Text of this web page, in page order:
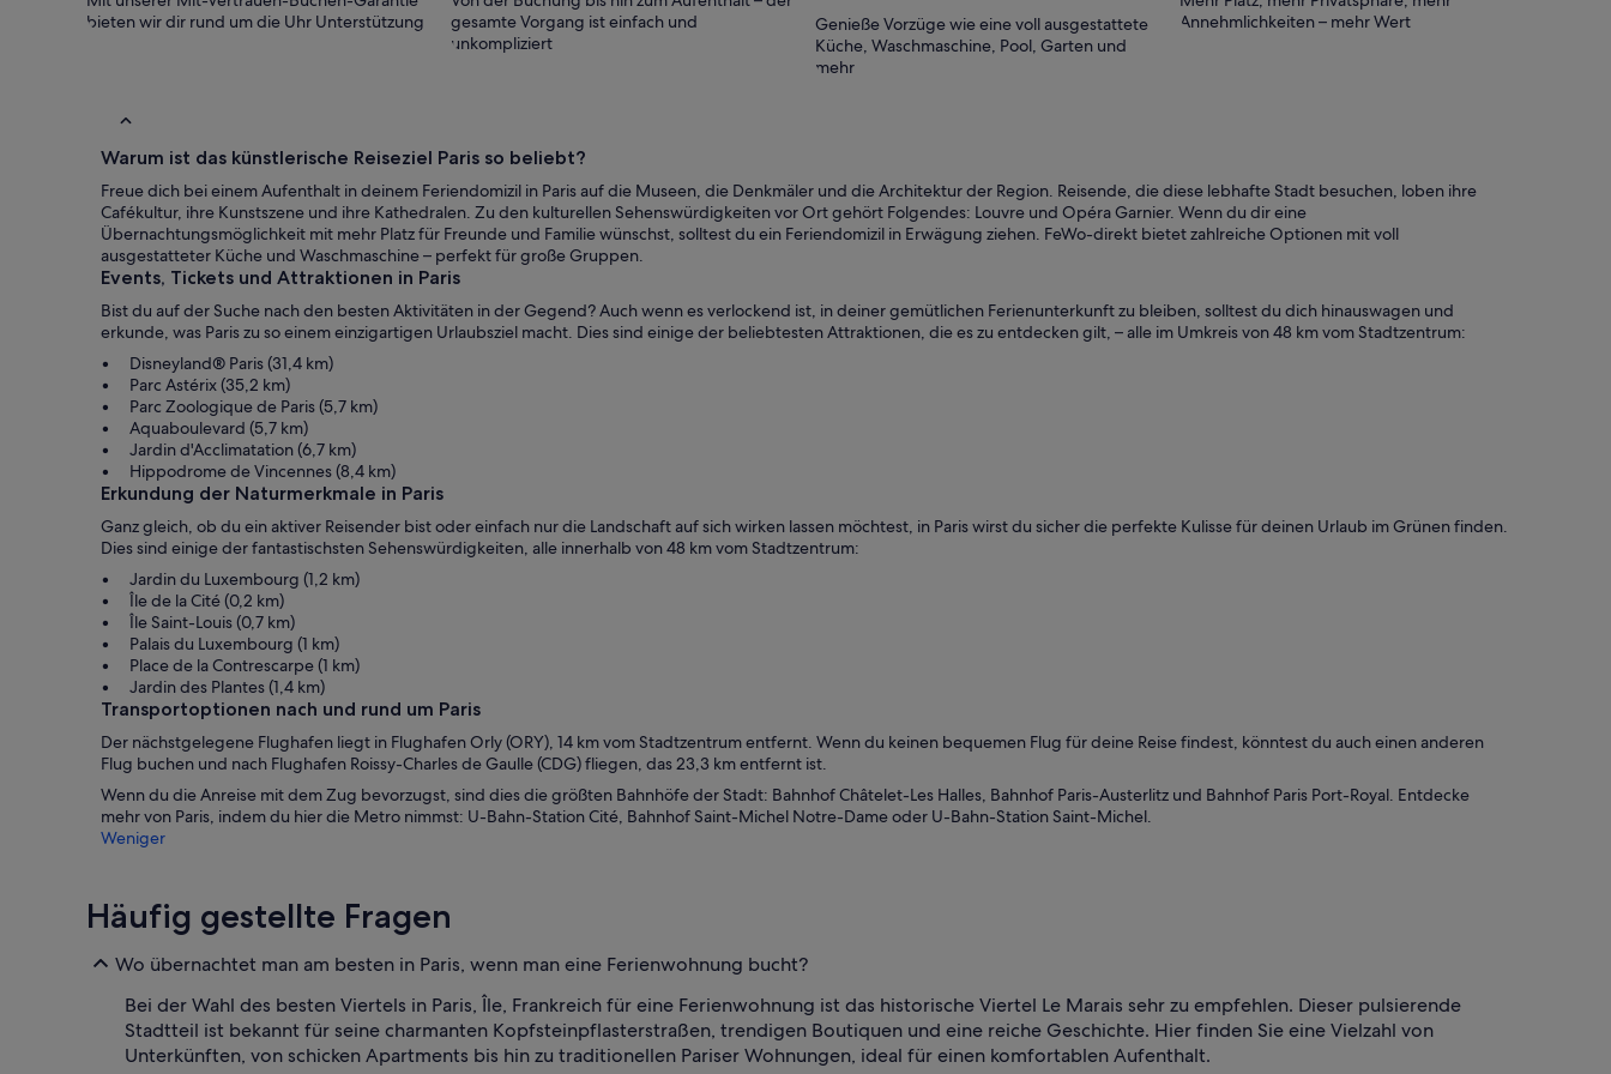
Quelques petites critiques : Les bruits de la
rue en raison de l'emplacement ; les
important pour d'autres : l'ascenseur s'arrête à
l'entresol, donc pas accessible aux personnes
handicapées.Mais dans l'ensemble, je le
recommande vivement.
bieten wir dir rund um die Uhr Unterstützung
gesamte Vorgang ist einfach und
unkompliziert
Genieße Vorzüge wie eine voll ausgestattete
Küche, Waschmaschine, Pool, Garten und
mehr
Annehmlichkeiten – mehr Wert
Warum ist das künstlerische Reiseziel Paris so beliebt?
Freue dich bei einem Aufenthalt in deinem Feriendomizil in Paris auf die Museen, die Denkmäler und die Architektur der Region. Reisende, die diese lebhafte Stadt besuchen, loben ihre
Cafékultur, ihre Kunstszene und ihre Kathedralen. Zu den kulturellen Sehenswürdigkeiten vor Ort gehört Folgendes: Louvre und Opéra Garnier. Wenn du dir eine
Übernachtungsmöglichkeit mit mehr Platz für Freunde und Familie wünschst, solltest du ein Feriendomizil in Erwägung ziehen. FeWo-direkt bietet zahlreiche Optionen mit voll
ausgestatteter Küche und Waschmaschine – perfekt für große Gruppen.
Events, Tickets und Attraktionen in Paris
Bist du auf der Suche nach den besten Aktivitäten in der Gegend? Auch wenn es verlockend ist, in deiner gemütlichen Ferienunterkunft zu bleiben, solltest du dich hinauswagen und
erkunde, was Paris zu so einem einzigartigen Urlaubsziel macht. Dies sind einige der beliebtesten Attraktionen, die es zu entdecken gilt, – alle im Umkreis von 48 km vom Stadtzentrum:
Disneyland® Paris (31,4 km)
Parc Astérix (35,2 km)
Parc Zoologique de Paris (5,7 km)
Aquaboulevard (5,7 km)
Jardin d'Acclimatation (6,7 km)
Hippodrome de Vincennes (8,4 km)
Erkundung der Naturmerkmale in Paris
Ganz gleich, ob du ein aktiver Reisender bist oder einfach nur die Landschaft auf sich wirken lassen möchtest, in Paris wirst du sicher die perfekte Kulisse für deinen Urlaub im Grünen finden.
Dies sind einige der fantastischsten Sehenswürdigkeiten, alle innerhalb von 48 km vom Stadtzentrum:
Jardin du Luxembourg (1,2 km)
Île de la Cité (0,2 km)
Île Saint-Louis (0,7 km)
Palais du Luxembourg (1 km)
Place de la Contrescarpe (1 km)
Jardin des Plantes (1,4 km)
Transportoptionen nach und rund um Paris
Der nächstgelegene Flughafen liegt in Flughafen Orly (ORY), 14 km vom Stadtzentrum entfernt. Wenn du keinen bequemen Flug für deine Reise findest, könntest du auch einen anderen
Flug buchen und nach Flughafen Roissy-Charles de Gaulle (CDG) fliegen, das 23,3 km entfernt ist.
Wenn du die Anreise mit dem Zug bevorzugst, sind dies die größten Bahnhöfe der Stadt: Bahnhof Châtelet-Les Halles, Bahnhof Paris-Austerlitz und Bahnhof Paris Port-Royal. Entdecke
mehr von Paris, indem du hier die Metro nimmst: U-Bahn-Station Cité, Bahnhof Saint-Michel Notre-Dame oder U-Bahn-Station Saint-Michel.
Weniger
Häufig gestellte Fragen
Wo übernachtet man am besten in Paris, wenn man eine Ferienwohnung bucht?
Bei der Wahl des besten Viertels in Paris, Île, Frankreich für eine Ferienwohnung ist das historische Viertel Le Marais sehr zu empfehlen. Dieser pulsierende
Stadtteil ist bekannt für seine charmanten Kopfsteinpflasterstraßen, trendigen Boutiquen und eine reiche Geschichte. Hier finden Sie eine Vielzahl von
Unterkünften, von schicken Apartments bis hin zu traditionellen Pariser Wohnungen, ideal für einen komfortablen Aufenthalt.